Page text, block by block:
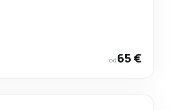
od65 €